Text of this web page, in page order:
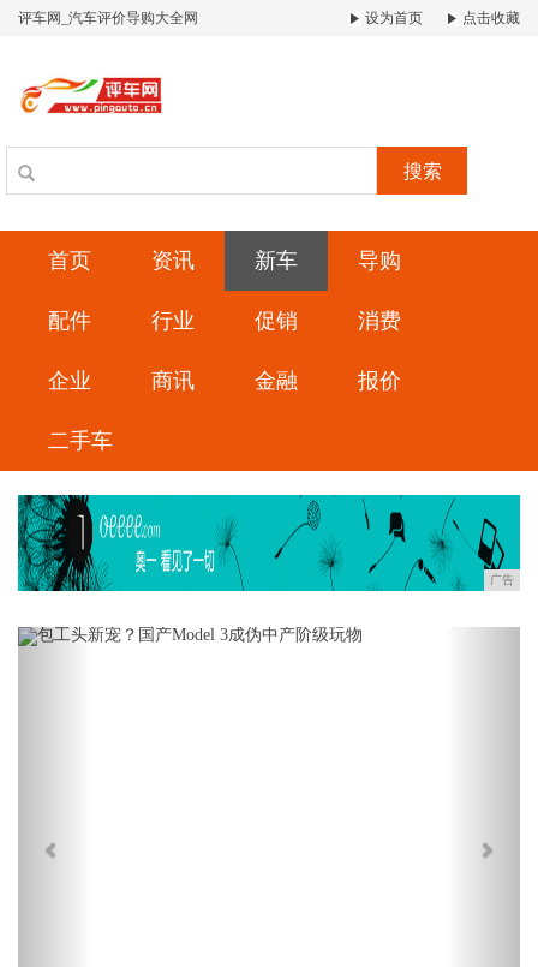
评车网_汽车评价导购大全网 设为首页 点击收藏
搜索
首页 资讯 新车 导购
配件 行业 促销 消费
企业 商讯 金融 报价
二手车
广告
Previous